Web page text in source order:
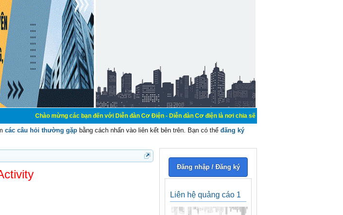
Chào mừng các bạn đến với Diễn đàn Cơ Điện - Diễn đàn Cơ điện là nơi chia sẽ kiến thức kinh nghiệm trong lãnh vực
các câu hỏi thường gặp bằng cách nhấn vào liên kết bên trên. Bạn có thể đăng ký
Đăng nhập / Đăng ký
Liên hệ quảng cáo 1